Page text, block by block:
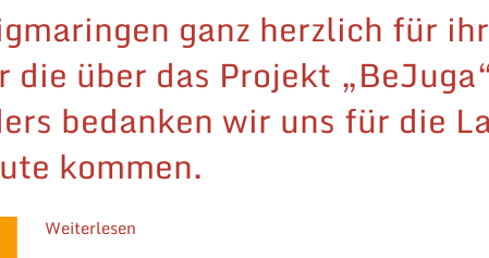
ganz herzlich für
über das Projekt
bedanken wir uns für die
kommen.
Weiterlesen